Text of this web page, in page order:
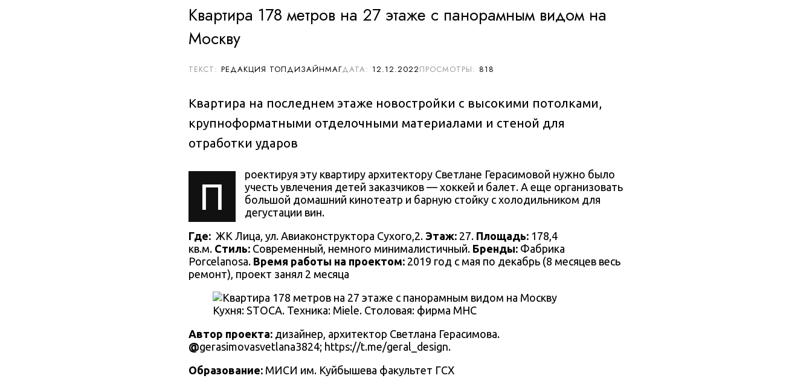
Квартира 178 метров на 27 этаже с панорамным видом на
Москву
РЕДАКЦИЯ ТОПДИЗАЙНМАГ 818
12.12.2022
Квартира на последнем этаже новостройки с высокими потолками,
крупноформатными отделочными материалами и стеной для
отработки ударов
П
роектируя эту квартиру архитектору Светлане Герасимовой нужно было
учесть увлечения детей заказчиков — хоккей и балет. А еще организовать
большой домашний кинотеатр и барную стойку с холодильником для
дегустации вин.
Где: ЖК Лица, ул. Авиаконструктора Сухого,2. Этаж: 27. Площадь: 178,4
кв.м. Стиль: Современный, немного минималистичный. Бренды: Фабрика
Porcelanosa. Время работы на проектом: 2019 год с мая по декабрь (8 месяцев весь
ремонт), проект занял 2 месяца
Кухня: STOCA. Техника: Miele. Столовая: фирма MHC
Автор проекта: дизайнер, архитектор Светлана Герасимова.
@gerasimovasvetlana3824; https://t.me/geral_design.
Образование: МИСИ им. Куйбышева факультет ГСХ